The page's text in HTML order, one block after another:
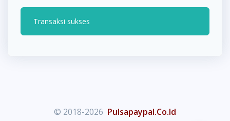
Transaksi sukses
© 2018-2026 Pulsapaypal.Co.Id